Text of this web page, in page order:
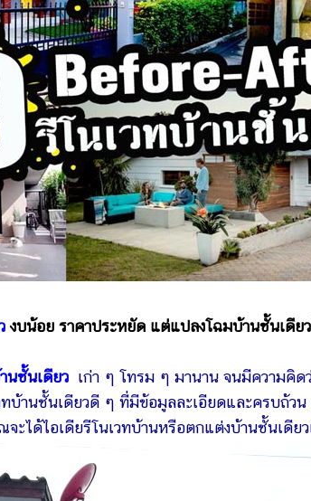
งบน้อย ราคาประหยัด แต่แปลงโฉมบ้านชั้นเดีย
นชั้นเดียว เก่า ๆ โทรม ๆ มานาน จนมีความคิด
ทบ้านชั้นเดียวดี ๆ ที่มีข้อมูลละเอียดและครบถ้ว
ะได้ไอเดียรีโนเวทบ้านหรือตกแต่งบ้านชั้นเดีย